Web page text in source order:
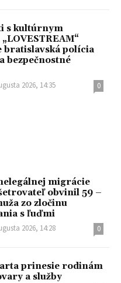
s kultúrnym
bratislavská polícia
bezpečnostné
2026, 14:35 0
migrácie
obvinil 59 –
zo zločinu
s ľuďmi
2026, 14:28 0
prinesie rodinám
a služby